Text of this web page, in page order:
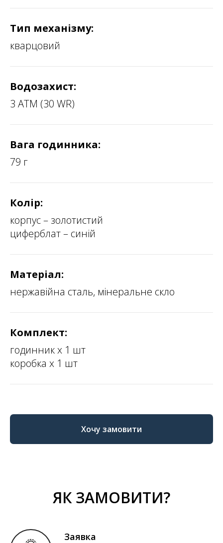
Тип механізму:
кварцовий
Водозахист:
3 ATM (30 WR)
Вага годинника:
79 г
Колір:
корпус – золотистий
циферблат – синій
Матеріал:
нержавійна сталь, мінеральне скло
Комплект:
годинник х 1 шт
коробка х 1 шт
Хочу замовити
ЯК ЗАМОВИТИ?
Заявка